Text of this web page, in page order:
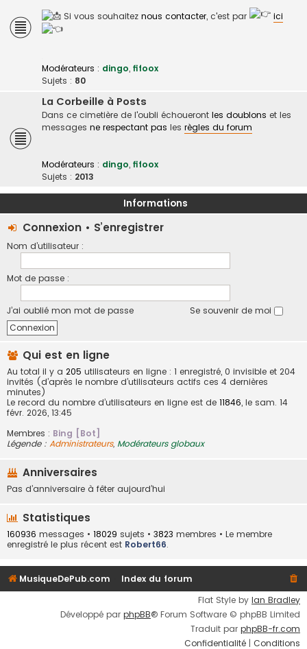
Si vous souhaitez nous contacter, c'est par ici
Modérateurs : dingo, fifoox
Sujets : 80
La Corbeille à Posts
Dans ce cimetière de l'oubli échoueront les doublons et les
messages ne respectant pas les règles du forum
Modérateurs : dingo, fifoox
Sujets : 2013
Informations
Connexion • S’enregistrer
Nom d’utilisateur :
Mot de passe :
J’ai oublié mon mot de passe Se souvenir de moi
Qui est en ligne
Au total il y a 205 utilisateurs en ligne : 1 enregistré, 0 invisible et 204
invités (d’après le nombre d’utilisateurs actifs ces 4 dernières
minutes)
Le record du nombre d’utilisateurs en ligne est de 11846, le sam. 14
févr. 2026, 13:45
Membres : Bing [Bot]
Légende : Administrateurs, Modérateurs globaux
Anniversaires
Pas d’anniversaire à fêter aujourd’hui
Statistiques
160936 messages • 18029 sujets • 3823 membres • Le membre
enregistré le plus récent est Robert66.
MusiqueDePub.com
Index du forum
Flat Style by Ian Bradley
Développé par phpBB® Forum Software © phpBB Limited
Traduit par phpBB-fr.com
Confidentialité | Conditions